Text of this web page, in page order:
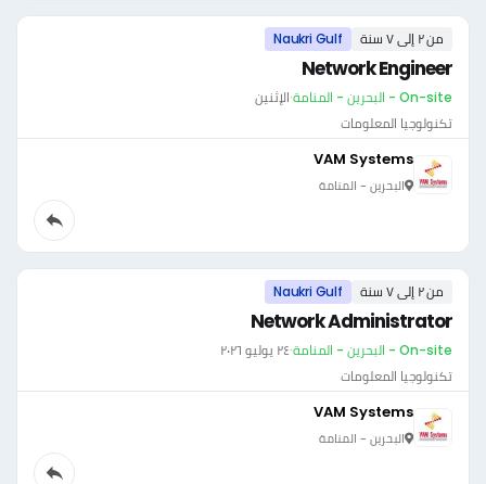
من ٢ إلى ٧ سنة Naukri Gulf
Network Engineer
On-site - البحرين - المنامة ·الإثنين
تكنولوجيا المعلومات
VAM Systems
البحرين - المنامة
من ٢ إلى ٧ سنة Naukri Gulf
Network Administrator
On-site - البحرين - المنامة ·٢٤ يوليو ٢٠٢٦
تكنولوجيا المعلومات
VAM Systems
البحرين - المنامة